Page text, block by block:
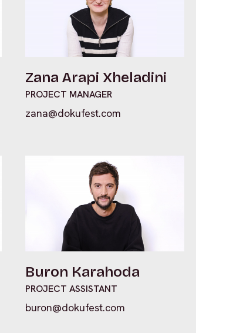
Zana Arapi Xheladini
PROJECT MANAGER
zana@dokufest.com
Buron Karahoda
PROJECT ASSISTANT
buron@dokufest.com